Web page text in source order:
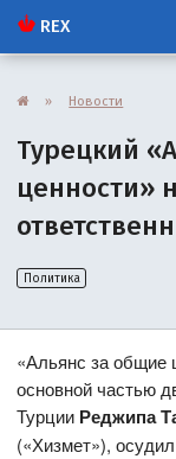
REX
» Новости
Турецкий
ценности»
Политика
«Альянс за общие
основной частью
Турции Реджипа
(«Хизмет»),